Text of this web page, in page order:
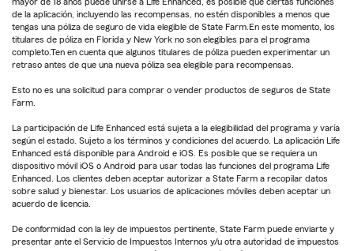
de la aplicación, incluyendo las recompensas, no estén disponibles a menos que
tengas una póliza de seguro de vida elegible de State Farm.En este momento, los
titulares de póliza en Florida y New York no son elegibles para el programa
completo.Ten en cuenta que algunos titulares de póliza pueden experimentar un
retraso antes de que una nueva póliza sea elegible para recompensas.
Esto no es una solicitud para comprar o vender productos de seguros de State
Farm.
La participación de Life Enhanced está sujeta a la elegibilidad del programa y varía
según el estado. Sujeto a los términos y condiciones del acuerdo. La aplicación Life
Enhanced está disponible para Android e iOS. Es posible que se requiera un
dispositivo móvil iOS o Android para usar todas las funciones del programa Life
Enhanced. Los clientes deben aceptar autorizar a State Farm a recopilar datos
sobre salud y bienestar. Los usuarios de aplicaciones móviles deben aceptar un
acuerdo de licencia.
De conformidad con la ley de impuestos pertinente, State Farm puede enviarte y
presentar ante el Servicio de Impuestos Internos y/u otra autoridad de impuestos